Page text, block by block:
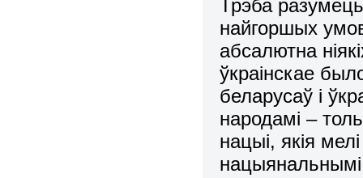
Трэба
найгоршых
абсалютна
ўкраінскае
беларусаў і
народамі –
нацыі, якія
нацыянальнымі